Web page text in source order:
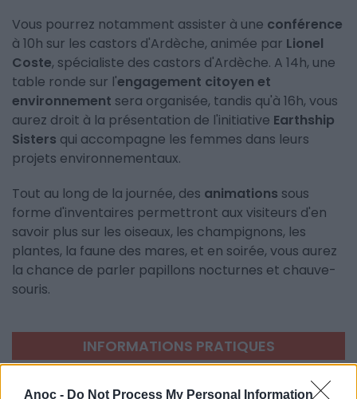
Anoc - Do Not Process My Personal Information
Vous pourrez notamment assister à une conférence
à 10h sur les castors d'Ardèche, animée par Lionel
Coste, spécialiste des castors d'Ardèche. A 14h, une
table ronde sur l'engagement citoyen et
environnement sera organisée, tandis qu'à 16h, vous
aurez droit à la présentation de l'initiative Earthship
Sisters qui accompagne les femmes dans leurs
projets environnementaux.
Tout au long de la journée, des animations sous
forme d'inventaires permettront aux visiteurs d'en
savoir plus sur les oiseaux, les champignons, les
plantes, la faune des mares, et en soirée, vous aurez
la chance de parler papillons nocturnes et chauve-
souris.
INFORMATIONS PRATIQUES
Le 6 avril 2019